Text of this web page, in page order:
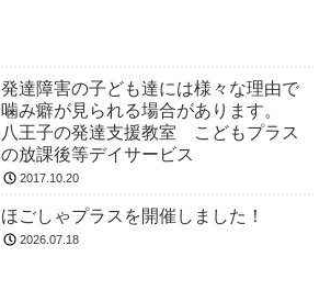
発達障害の子ども達には様々な理由で
噛み癖が見られる場合があります。
八王子の発達支援教室 こどもプラス
の放課後等デイサービス
2017.10.20
ほごしゃプラスを開催しました！
2026.07.18